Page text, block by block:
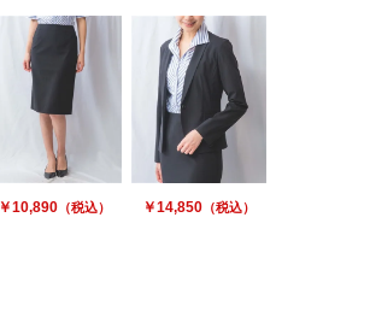
￥10,890（税込） ￥14,850 （税込）